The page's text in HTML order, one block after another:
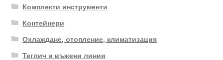
Комплекти инструменти
Контейнери
Охлаждане, отопление, климатизация
Теглич и въжени линии